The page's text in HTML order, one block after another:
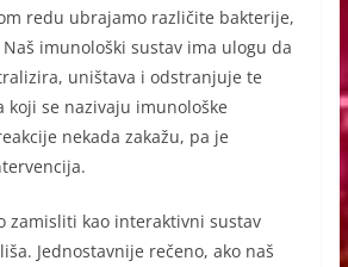
redu ubrajamo različite bakterije,
imunološki sustav ima ulogu da
uništava i odstranjuje te
koji se nazivaju imunološke
nekada zakažu, pa je
zamisliti kao interaktivni sustav
Jednostavnije rečeno, ako naš